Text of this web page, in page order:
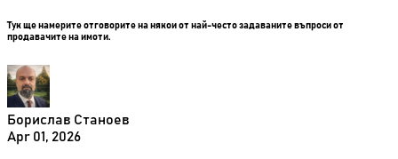
Тук ще намерите отговорите на някои от най-често задаваните въпроси от
продавачите на имоти.
Борислав Станоев
Apr 01, 2026